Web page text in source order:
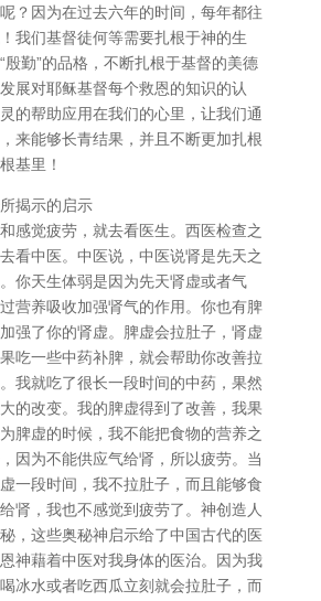
？因为在过去六年的时间，每年都往
我们基督徒何等需要扎根于神的生
殷勤”的品格，不断扎根于基督的美德
展对耶稣基督每个救恩的知识的认
的帮助应用在我们的心里，让我们通
来能够长青结果，并且不断更加扎根
基里！
揭示的启示
感觉疲劳，就去看医生。西医检查之
看中医。中医说，中医说肾是先天之
你天生体弱是因为先天肾虚或者气
营养吸收加强肾气的作用。你也有脾
强了你的肾虚。脾虚会拉肚子，肾虚
吃一些中药补脾，就会帮助你改善拉
我就吃了很长一段时间的中药，果然
的改变。我的脾虚得到了改善，我果
脾虚的时候，我不能把食物的营养之
因为不能供应气给肾，所以疲劳。当
一段时间，我不拉肚子，而且能够食
肾，我也不感觉到疲劳了。神创造人
，这些奥秘神启示给了中国古代的医
神藉着中医对我身体的医治。因为我
冰水或者吃西瓜立刻就会拉肚子，而